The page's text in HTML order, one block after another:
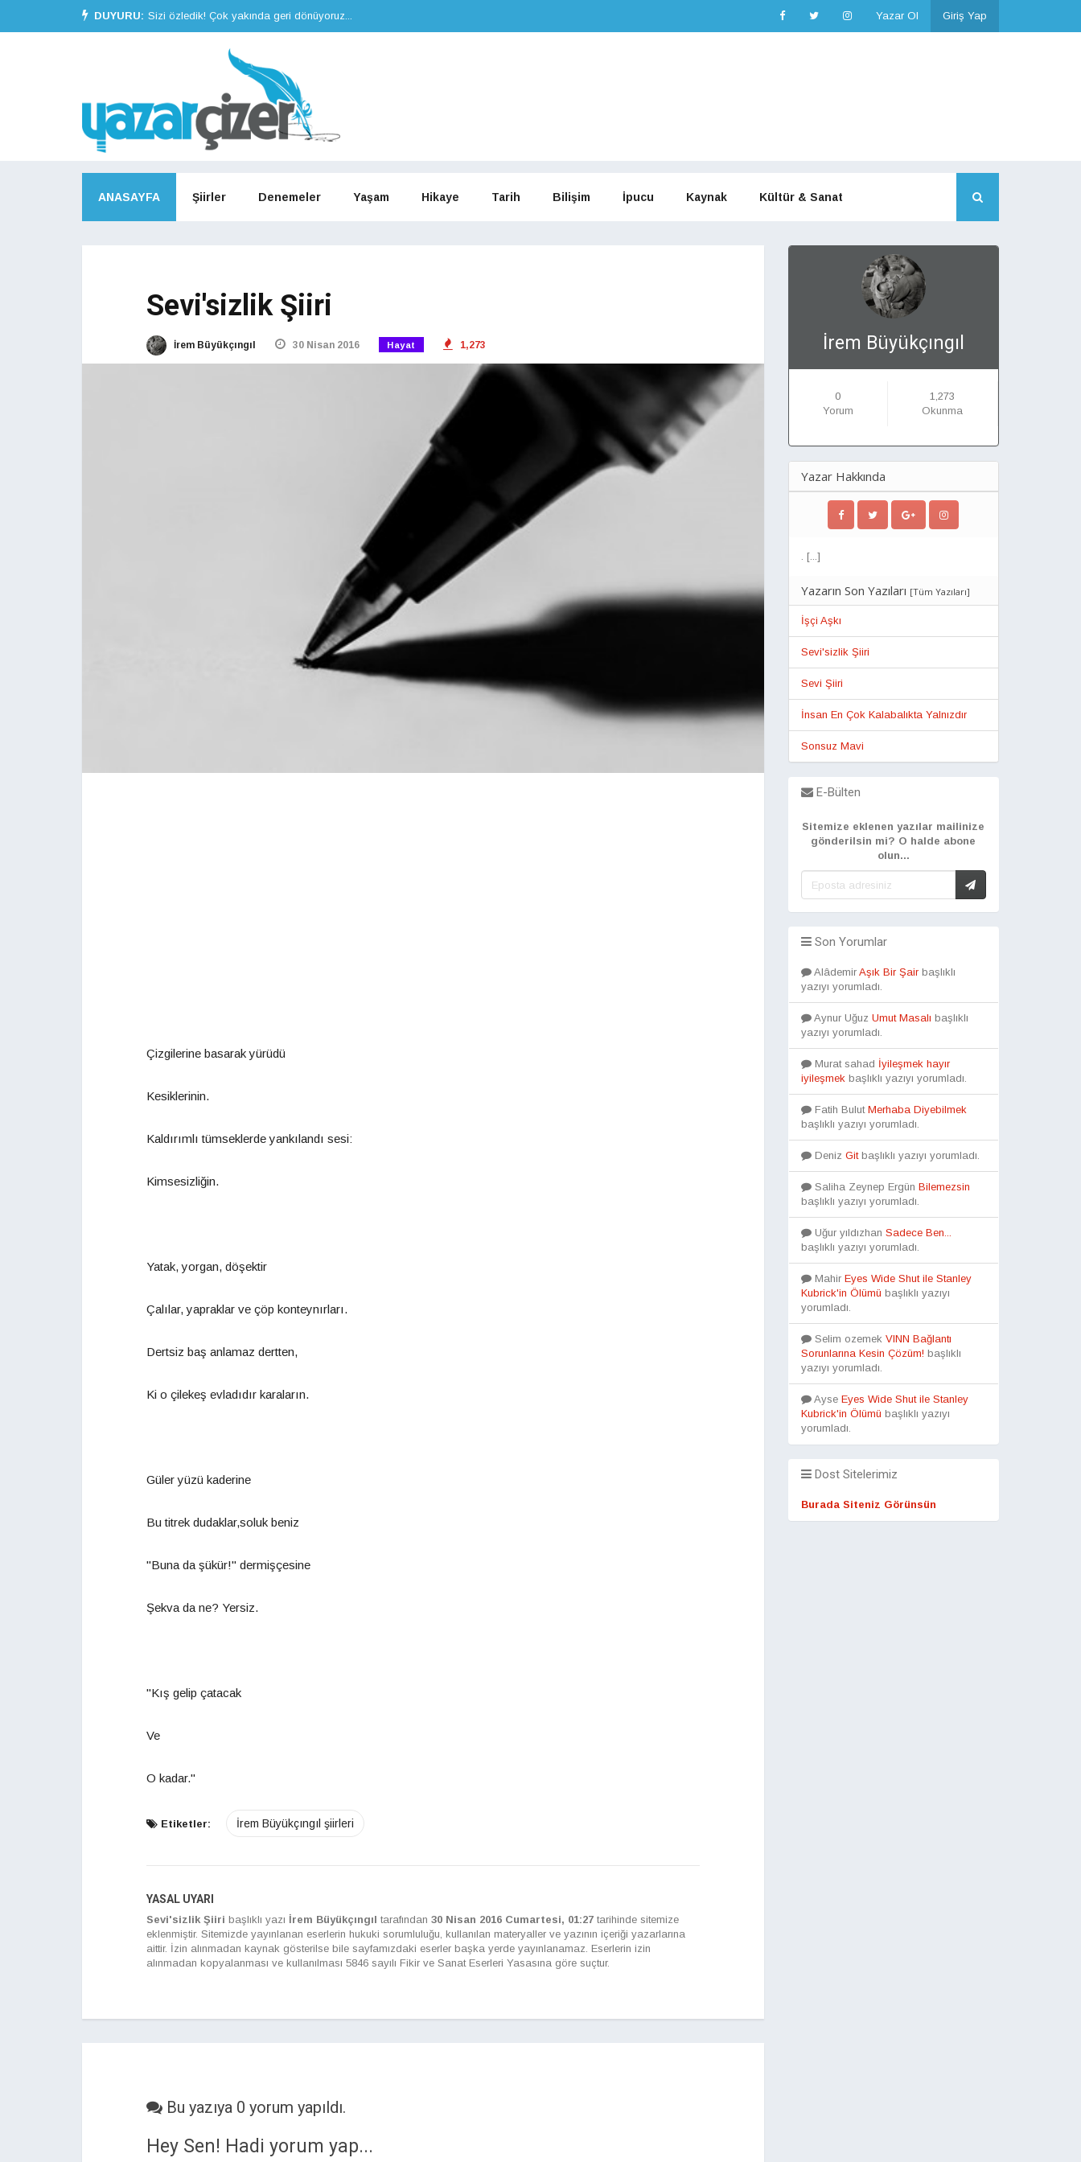
DUYURU: Sizi özledik! Çok yakında geri dönüyoruz... Yazar Ol Giriş Yap
ANASAYFA Şiirler Denemeler Yaşam Hikaye Tarih Bilişim İpucu Kaynak Kültür & Sanat
Sevi'sizlik Şiiri
İrem Büyükçıngıl 30 Nisan 2016 Hayat 1,273
Çizgilerine basarak yürüdü
Kesiklerinin.
Kaldırımlı tümseklerde yankılandı sesi:
Kimsesizliğin.
Yatak, yorgan, döşektir
Çalılar, yapraklar ve çöp konteynırları.
Dertsiz baş anlamaz dertten,
Ki o çilekeş evladıdır karaların.
Güler yüzü kaderine
Bu titrek dudaklar,soluk beniz
"Buna da şükür!" dermişçesine
Şekva da ne? Yersiz.
"Kış gelip çatacak
Ve
O kadar."
Etiketler: İrem Büyükçıngıl şiirleri
YASAL UYARI
Sevi'sizlik Şiiri başlıklı yazı İrem Büyükçıngıl tarafından 30 Nisan 2016 Cumartesi, 01:27 tarihinde sitemize
eklenmiştir. Sitemizde yayınlanan eserlerin hukuki sorumluluğu, kullanılan materyaller ve yazının içeriği yazarlarına
aittir. İzin alınmadan kaynak gösterilse bile sayfamızdaki eserler başka yerde yayınlanamaz. Eserlerin izin
alınmadan kopyalanması ve kullanılması 5846 sayılı Fikir ve Sanat Eserleri Yasasına göre suçtur.
Bu yazıya 0 yorum yapıldı.
Hey Sen! Hadi yorum yap...
İrem Büyükçıngıl
0
Yorum
1,273
Okunma
Yazar Hakkında
. [...]
Yazarın Son Yazıları [Tüm Yazıları]
İşçi Aşkı
Sevi'sizlik Şiiri
Sevi Şiiri
İnsan En Çok Kalabalıkta Yalnızdır
Sonsuz Mavi
E-Bülten
Sitemize eklenen yazılar mailinize
gönderilsin mi? O halde abone
olun...
Son Yorumlar
Alâdemir Aşık Bir Şairbaşlıklı
yazıyı yorumladı.
Aynur Uğuz Umut Masalı başlıklı
yazıyı yorumladı.
Murat sahad İyileşmek hayır
iyileşmekbaşlıklı yazıyı yorumladı.
Fatih Bulut Merhaba Diyebilmek
başlıklı yazıyı yorumladı.
Deniz Gitbaşlıklı yazıyı yorumladı.
Saliha Zeynep Ergün Bilemezsin
başlıklı yazıyı yorumladı.
Uğur yıldızhan Sadece Ben...
başlıklı yazıyı yorumladı.
Mahir Eyes Wide Shut ile Stanley
Kubrick'in Ölümü başlıklı yazıyı
yorumladı.
Selim ozemek VINN Bağlantı
Sorunlarına Kesin Çözüm! başlıklı
yazıyı yorumladı.
Ayse Eyes Wide Shut ile Stanley
Kubrick'in Ölümü başlıklı yazıyı
yorumladı.
Dost Sitelerimiz
Burada Siteniz Görünsün